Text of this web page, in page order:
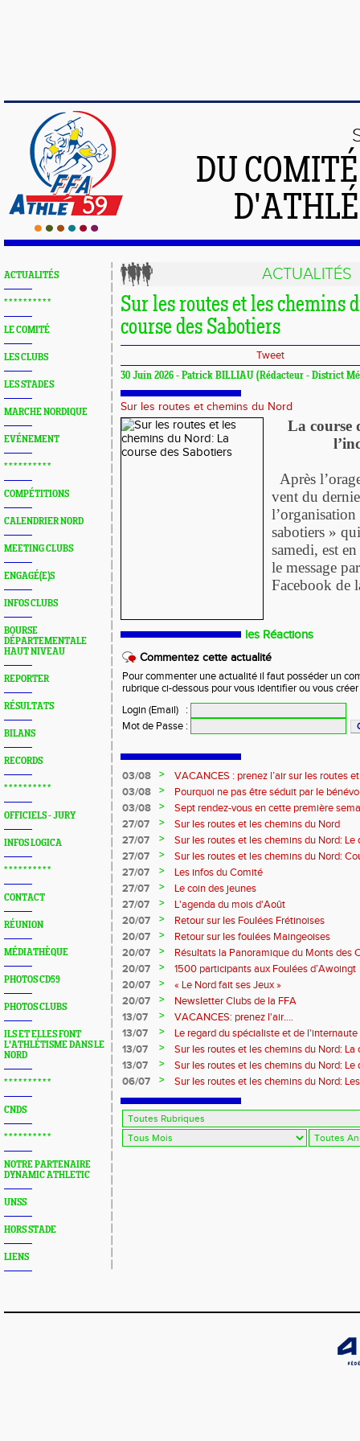
DU
ACTUALITÉS
* * * * * * * * * *
LE COMITÉ
LES CLUBS
LES STADES
MARCHE NORDIQUE
EVÉNEMENT
* * * * * * * * * *
COMPÉTITIONS
CALENDRIER NORD
MEETING CLUBS
ENGAGÉ(E)S
INFOS CLUBS
BOURSE
DÉPARTEMENTALE
HAUT NIVEAU
REPORTER
RÉSULTATS
BILANS
RECORDS
* * * * * * * * * *
OFFICIELS - JURY
INFOS LOGICA
* * * * * * * * * *
CONTACT
RÉUNION
MÉDIATHÈQUE
PHOTOS CD59
PHOTOS CLUBS
ILS ET ELLES FONT
L'ATHLÉTISME DANS LE
NORD
* * * * * * * * * *
CNDS
* * * * * * * * * *
NOTRE PARTENAIRE
DYNAMIC ATHLETIC
UNSS
HORS STADE
LIENS
ACTUALITÉS
Sur les routes et les chemins
course des Sabotiers
Tweet
30 Juin 2026 - Patrick BILLIAU (Rédacteur - District
Sur les routes et chemins du Nord
La course
Après
vent du
sabotiers »
samedi, est
le message
Facebook de
les Réactions
Commentez cette actualité
Pour commenter une actualité il faut posséder un
rubrique ci-dessous pour vous identifier ou vous
Login (Email)
:
Mot de Passe :
03/08 >
VACANCES : prenez l’air sur les routes
03/08
>
Pourquoi ne pas être séduit par le
?...
03/08 >
Sept rendez-vous en cette première
27/07
>
Sur les routes et les chemins du Nord
27/07
>
Sur les routes et les chemins du Nord:
27/07
>
Sur les routes et les chemins du Nord:
Marque
27/07 >
Les infos du Comité
27/07
>
Le coin des jeunes
27/07
>
L'agenda du mois d'Août
20/07
>
Retour sur les Foulées Frétinoises
20/07
>
Retour sur les foulées Maingeoises
20/07
>
Résultats la Panoramique du Monts des
20/07
>
1500 participants aux Foulées d’Awoingt
20/07
>
« Le Nord fait ses Jeux »
20/07
>
Newsletter Clubs de la FFA
13/07
>
VACANCES: prenez l'air....
13/07
>
Le regard du spécialiste et de l'internaute
13/07
>
Sur les routes et les chemins du Nord: La
13/07
>
Sur les routes et les chemins du Nord:
06/07
> Sur les routes et les chemins du Nord: